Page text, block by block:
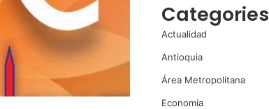
Categories
Actualidad
Antioquia
Área Metropolitana
Economía